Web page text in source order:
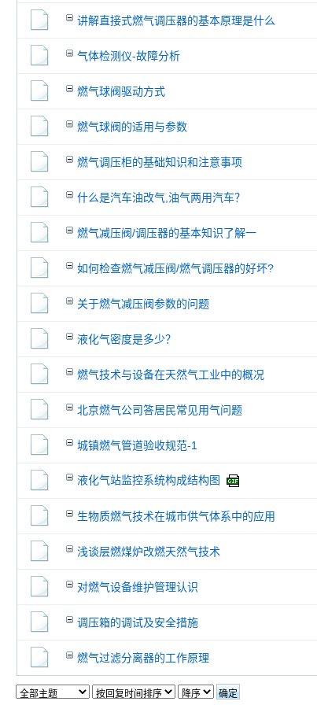
讲解直接式燃气调压器的基本原理是什么
气体检测仪-故障分析
燃气球阀驱动方式
燃气球阀的适用与参数
燃气调压柜的基础知识和注意事项
什么是汽车油改气,油气两用汽车？
燃气减压阀/调压器的基本知识了解一
如何检查燃气减压阀/燃气调压器的好坏?
关于燃气减压阀参数的问题
液化气密度是多少？
燃气技术与设备在天然气工业中的概况
北京燃气公司答居民常见用气问题
城镇燃气管道验收规范-1
液化气站监控系统构成结构图
生物质燃气技术在城市供气体系中的应用
浅谈层燃煤炉改燃天然气技术
对燃气设备维护管理认识
调压箱的调试及安全措施
燃气过滤分离器的工作原理